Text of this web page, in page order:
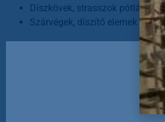
Díszkövek, strasszok pótlása
Szárvégek, díszítő elemek